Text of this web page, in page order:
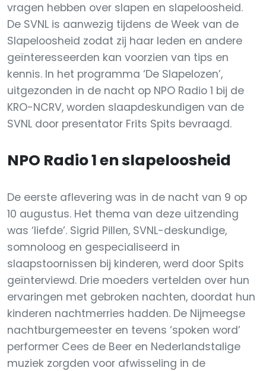
vragen hebben over slapen en slapeloosheid.
De SVNL is aanwezig tijdens de Week van de
Slapeloosheid zodat zij haar leden en andere
geïnteresseerden kan voorzien van tips en
kennis. In het programma ‘De Slapelozen’,
uitgezonden in de nacht op NPO Radio 1 bij de
KRO-NCRV, worden slaapdeskundigen van de
SVNL door presentator Frits Spits bevraagd.
NPO Radio 1 en slapeloosheid
De eerste aflevering was in de nacht van 9 op
10 augustus. Het thema van deze uitzending
was ‘liefde’. Sigrid Pillen, SVNL-deskundige,
somnoloog en gespecialiseerd in
slaapstoornissen bij kinderen, werd door Spits
geïnterviewd. Drie moeders vertelden over hun
ervaringen met gebroken nachten, doordat hun
kinderen nachtmerries hadden. De Nijmeegse
nachtburgemeester en tevens ‘spoken word’
performer Cees de Beer en Nederlandstalige
muziek zorgden voor afwisseling in de